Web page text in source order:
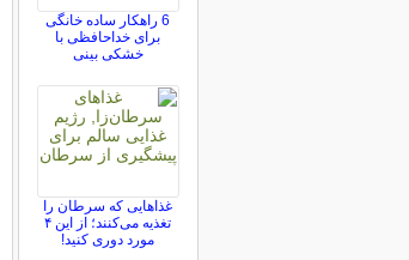
6 راهکار ساده خانگی
برای خداحافظی با
خشکی بینی
غذاهایی که سرطان را
تغذیه می‌کنند؛ از این ۴
مورد دوری کنید!